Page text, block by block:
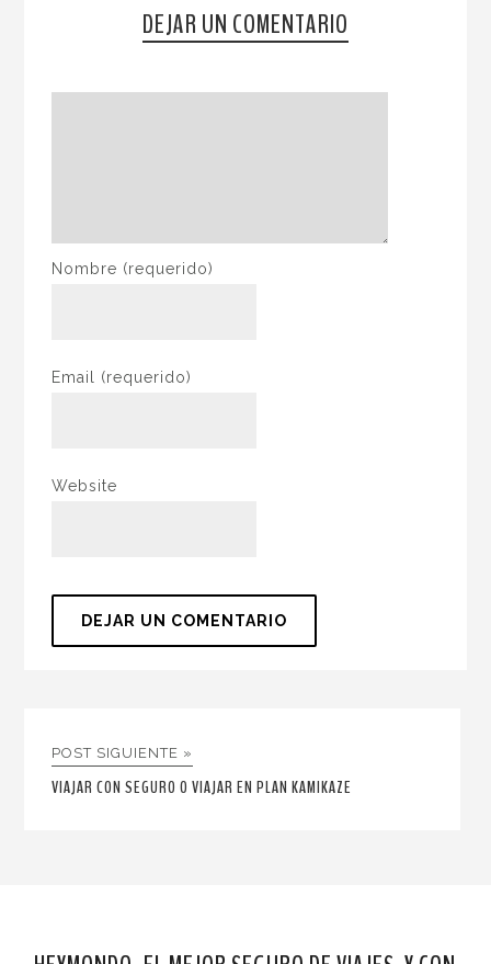
DEJAR UN COMENTARIO
Nombre (requerido)
Email (requerido)
Website
POST SIGUIENTE »
VIAJAR CON SEGURO O VIAJAR EN PLAN KAMIKAZE